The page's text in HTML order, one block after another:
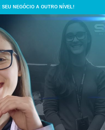
SEU NEGÓCIO A OUTRO NÍVEL!